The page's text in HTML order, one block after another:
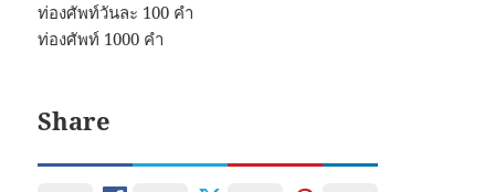
ท่องศัพท์วันละ 100 คํา
ท่องศัพท์ 1000 คํา
Share